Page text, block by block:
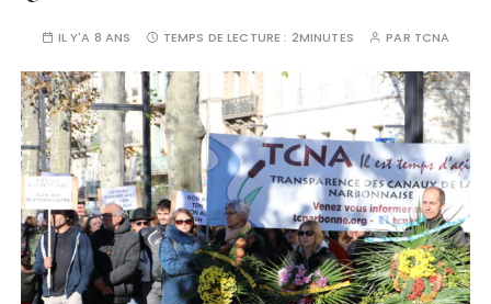
IL Y'A 8 ANS TEMPS DE LECTURE : 2MINUTES PAR TCNA